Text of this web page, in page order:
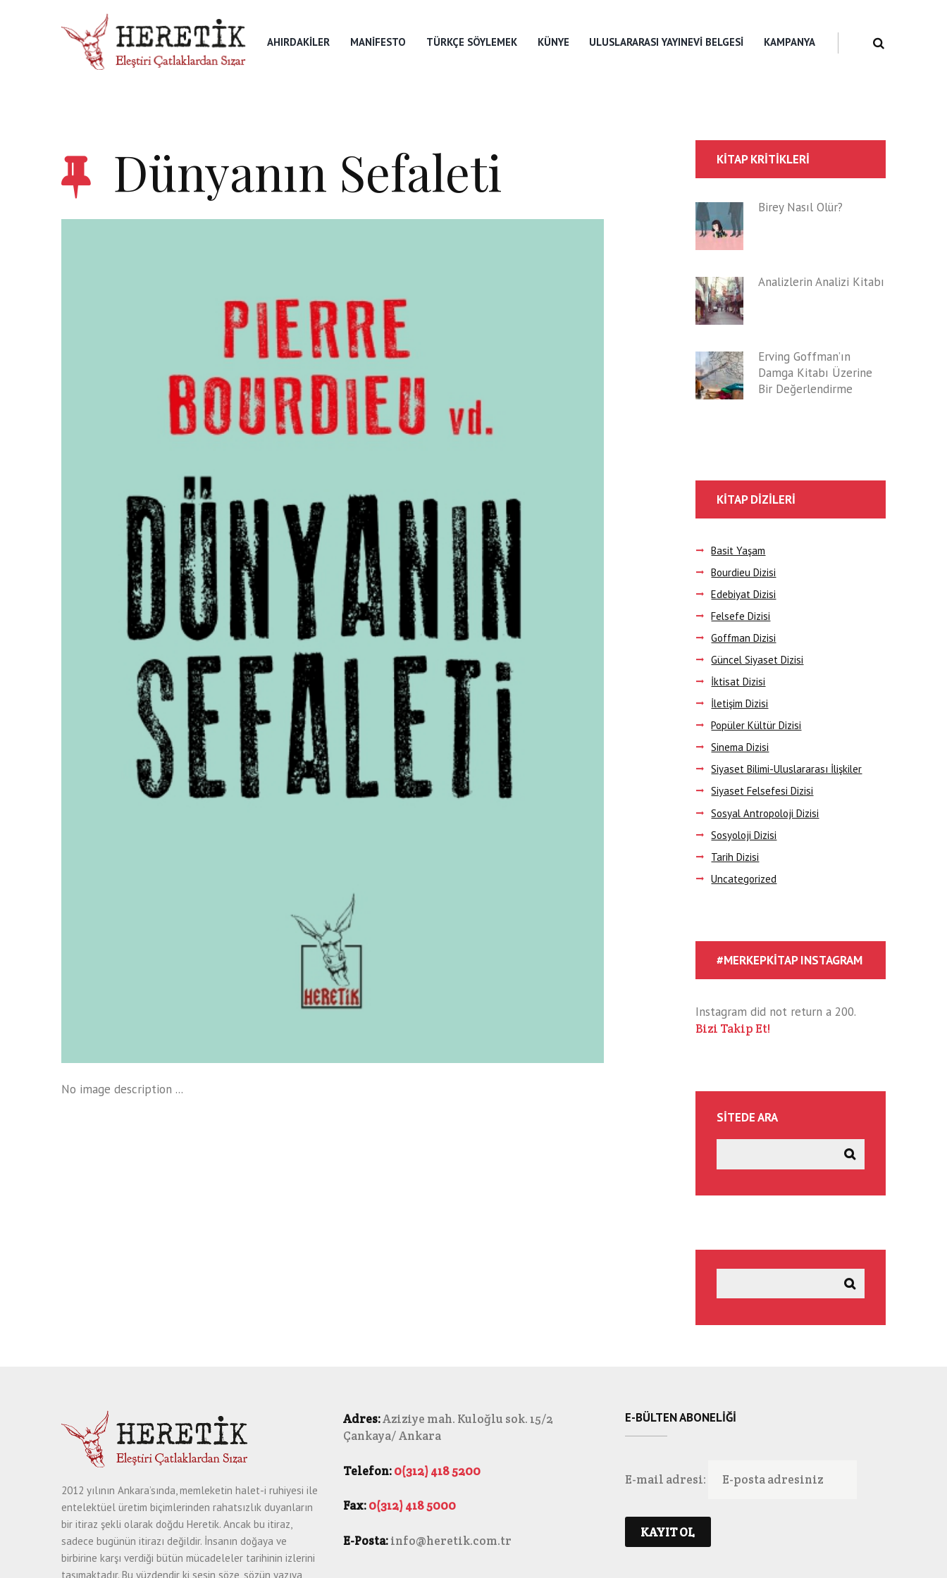
AHIRDAKILER MANIFESTO TÜRKÇE SÖYLEMEK KÜNYE ULUSLARARASI YAYINEVI BELGESI KAMPANYA
Dünyanın Sefaleti
No image description ...
KITAP KRITIKLERI
Birey Nasıl Ölür?
Analizlerin Analizi Kitabı
Erving Goffman’ın
Damga Kitabı Üzerine
Bir Değerlendirme
KITAP DIZILERI
Basit Yaşam
Bourdieu Dizisi
Edebiyat Dizisi
Felsefe Dizisi
Goffman Dizisi
Güncel Siyaset Dizisi
İktisat Dizisi
İletişim Dizisi
Popüler Kültür Dizisi
Sinema Dizisi
Siyaset Bilimi-Uluslararası İlişkiler
Siyaset Felsefesi Dizisi
Sosyal Antropoloji Dizisi
Sosyoloji Dizisi
Tarih Dizisi
Uncategorized
#MERKEPKITAP INSTAGRAM
Instagram did not return a 200.
Bizi Takip Et!
SITEDE ARA
2012 yılının Ankara’sında, memleketin halet-i ruhiyesi ile
entelektüel üretim biçimlerinden rahatsızlık duyanların
bir itiraz şekli olarak doğdu Heretik. Ancak bu itiraz,
sadece bugünün itirazı değildir. İnsanın doğaya ve
birbirine karşı verdiği bütün mücadeleler tarihinin izlerini
taşımaktadır. Bu yüzdendir ki sesin söze, sözün yazıya
Adres:Aziziye mah. Kuloğlu sok. 15/2
Çankaya/ Ankara
Telefon:0(312) 418 5200
Fax:0(312) 418 5000
E-Posta:info@heretik.com.tr
E-BÜLTEN ABONELIĞI
E-mail adresi: